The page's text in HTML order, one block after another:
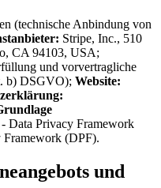
(technische Anbindung von
Stripe, Inc., 510
CA 94103, USA;
und vorvertragliche
b) DSGVO); Website:
Data Privacy Framework
(DPF).
und